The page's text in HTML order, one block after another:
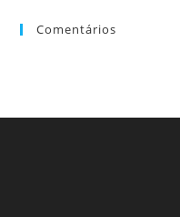
Comentários